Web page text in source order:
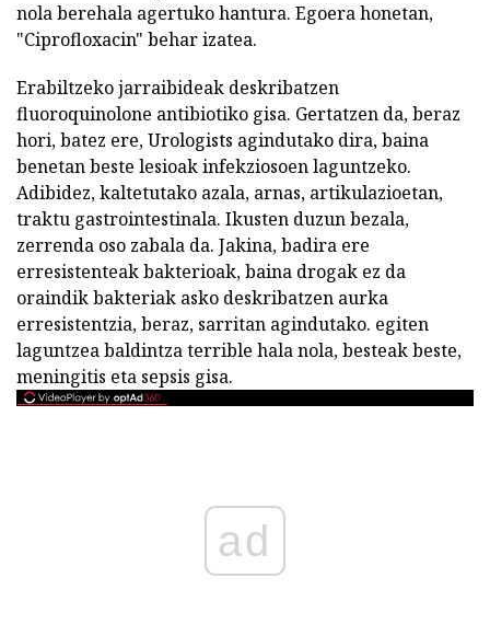
nola berehala agertuko hantura. Egoera honetan,
"Ciprofloxacin" behar izatea.
Erabiltzeko jarraibideak deskribatzen
fluoroquinolone antibiotiko gisa. Gertatzen da, beraz
hori, batez ere, Urologists agindutako dira, baina
benetan beste lesioak infekziosoen laguntzeko.
Adibidez, kaltetutako azala, arnas, artikulazioetan,
traktu gastrointestinala. Ikusten duzun bezala,
zerrenda oso zabala da. Jakina, badira ere
erresistenteak bakterioak, baina drogak ez da
oraindik bakteriak asko deskribatzen aurka
erresistentzia, beraz, sarritan agindutako. egiten
laguntzea baldintza terrible hala nola, besteak beste,
meningitis eta sepsis gisa.
ad